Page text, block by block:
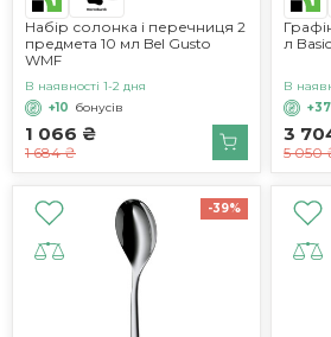
Набір солонка і перечниця 2
предмета 10 мл Bel Gusto
WMF
1 066 ₴
1 684 ₴
В наявності 1-2 дня
+10 бонусів
л
3
5 050
В
+37
-39%